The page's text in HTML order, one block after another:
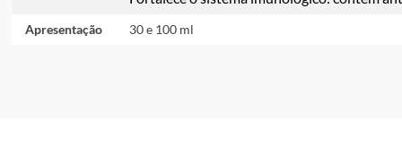
Apresentação 30 e 100 ml